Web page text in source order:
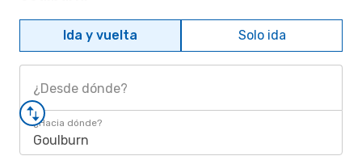
Ida y vuelta Solo ida
¿Desde dónde?
¿Hacia dónde?
Goulburn